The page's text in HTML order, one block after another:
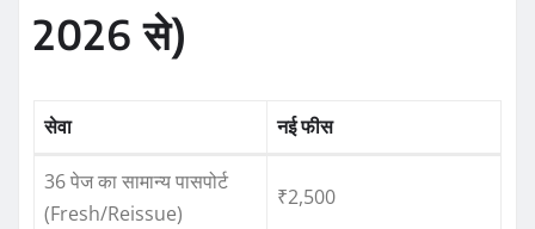
2026 से)
सेवा नई फीस
36 पेज का सामान्य पासपोर्ट
(Fresh/Reissue)
₹2,500